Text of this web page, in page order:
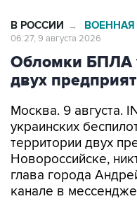
В РОССИИ → ВОЕННАЯ
06:27, 9 августа 2026
Обломки БПЛА
двух
Москва. 9 августа.
украинских
территории двух
Новороссийске,
глава города
канале в